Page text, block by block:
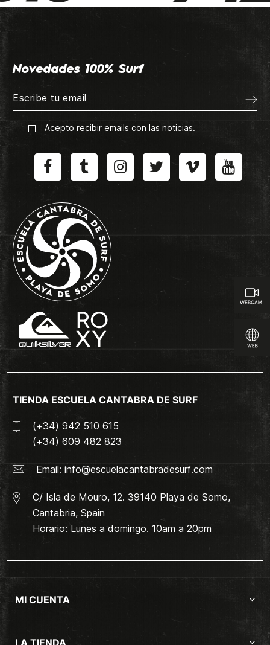
Novedades 100% Surf
Acepto recibir emails con las noticias.
TIENDA ESCUELA CANTABRA DE SURF
(+34) 942 510 615
(+34) 609 482 823
Email: info@escuelacantabradesurf.com
C/ Isla de Mouro, 12. 39140 Playa de Somo,
Cantabria, Spain
Horario: Lunes a domingo. 10am a 20pm
MI CUENTA
LA TIENDA